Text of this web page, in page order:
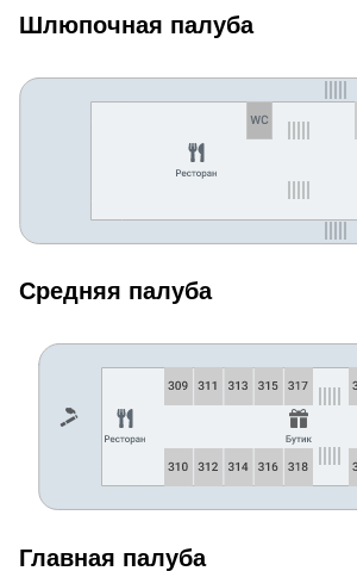
Шлюпочная палуба
Средняя палуба
Главная палуба